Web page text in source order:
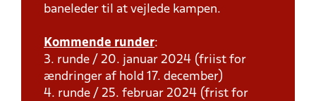
baneleder til at vejlede kampen.
Kommende runder:
3. runde / 20. januar 2024 (friist for
ændringer af hold 17. december)
4. runde / 25. februar 2024 (frist for